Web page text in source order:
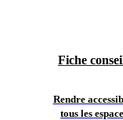
Fiche
Rendre
tous les